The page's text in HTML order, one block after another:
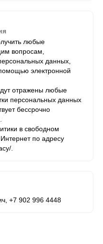
любые
вопросам,
данных,
электронной
отражены любые
персональных данных
бессрочно
в свободном
по адресу
.
+7 902 996 4448